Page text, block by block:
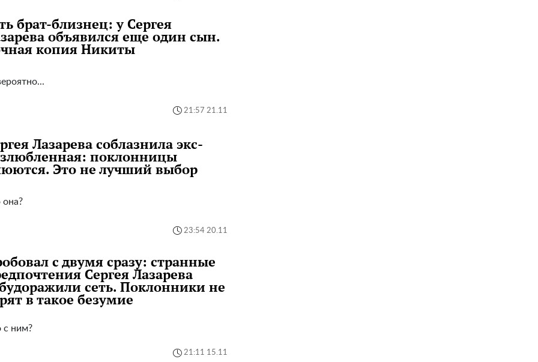
брат-близнец: у Сергея
объявился еще один сын.
копия Никиты
21:57 21.11
Лазарева соблазнила экс-
поклонницы
Это не лучший выбор
она?
23:54 20.11
с двумя сразу: странные
Сергея Лазарева
сеть. Поклонники не
в такое безумие
с ним?
21:11 15.11